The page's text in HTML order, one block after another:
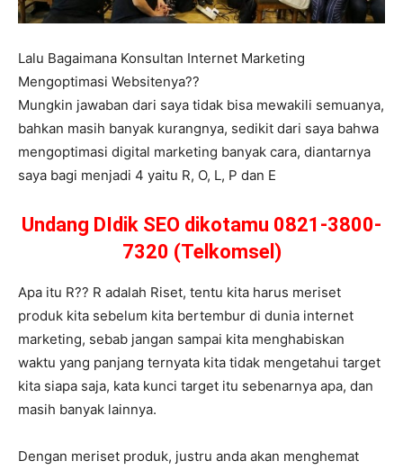
Lalu Bagaimana Konsultan Internet Marketing
Mengoptimasi Websitenya??
Mungkin jawaban dari saya tidak bisa mewakili semuanya,
bahkan masih banyak kurangnya, sedikit dari saya bahwa
mengoptimasi digital marketing banyak cara, diantarnya
saya bagi menjadi 4 yaitu R, O, L, P dan E
Undang DIdik SEO dikotamu 0821-3800-
7320 (Telkomsel)
Apa itu R?? R adalah Riset, tentu kita harus meriset
produk kita sebelum kita bertembur di dunia internet
marketing, sebab jangan sampai kita menghabiskan
waktu yang panjang ternyata kita tidak mengetahui target
kita siapa saja, kata kunci target itu sebenarnya apa, dan
masih banyak lainnya.
Dengan meriset produk, justru anda akan menghemat